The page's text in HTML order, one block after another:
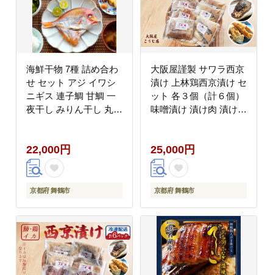
海鮮干物 7種 詰め合わ
せ セット アジ イワシ
ニギス 連子鯛 甘鯛 一
夜干し みりん干し 丸干
せ
22,000円
京都府 舞鶴市
大阪屋謹製 サワラ西京
漬け 上林鶏西京漬け セ
ット 各３個（計６個）
味噌漬け 漬け肉 漬け魚
かず 味噌 京都 舞鶴
25,000円
京都府 舞鶴市